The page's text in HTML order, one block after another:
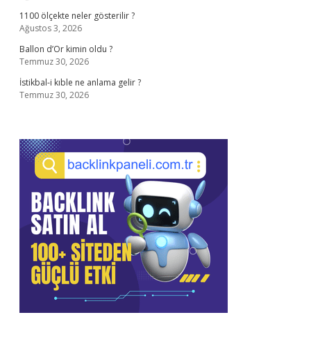
1100 ölçekte neler gösterilir ?
Ağustos 3, 2026
Ballon d’Or kimin oldu ?
Temmuz 30, 2026
İstikbal-i kıble ne anlama gelir ?
Temmuz 30, 2026